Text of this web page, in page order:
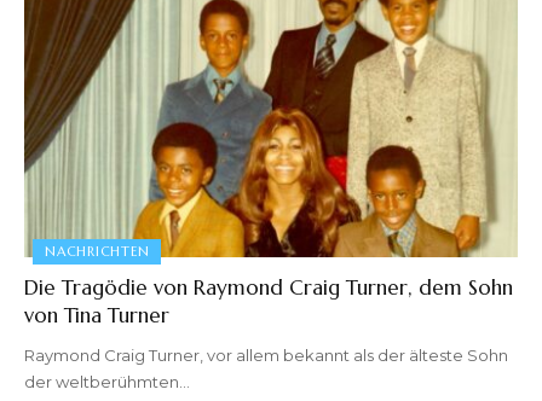
NACHRICHTEN
Die Tragödie von Raymond Craig Turner, dem Sohn
von Tina Turner
Raymond Craig Turner, vor allem bekannt als der älteste Sohn
der weltberühmten